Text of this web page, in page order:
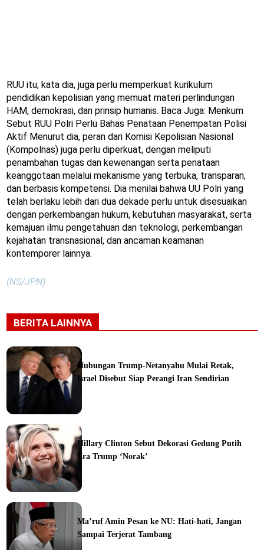
RUU itu, kata dia, juga perlu memperkuat kurikulum
pendidikan kepolisian yang memuat materi perlindungan
HAM, demokrasi, dan prinsip humanis. Baca Juga: Menkum
Sebut RUU Polri Perlu Bahas Penataan Penempatan Polisi
Aktif Menurut dia, peran dari Komisi Kepolisian Nasional
(Kompolnas) juga perlu diperkuat, dengan meliputi
penambahan tugas dan kewenangan serta penataan
keanggotaan melalui mekanisme yang terbuka, transparan,
dan berbasis kompetensi. Dia menilai bahwa UU Polri yang
telah berlaku lebih dari dua dekade perlu untuk disesuaikan
dengan perkembangan hukum, kebutuhan masyarakat, serta
kemajuan ilmu pengetahuan dan teknologi, perkembangan
kejahatan transnasional, dan ancaman keamanan
kontemporer lainnya.
(NS/JPN)
BERITA LAINNYA
Hubungan Trump-Netanyahu Mulai Retak,
Israel Disebut Siap Perangi Iran Sendirian
Hillary Clinton Sebut Dekorasi Gedung Putih
Era Trump ‘Norak’
Ma’ruf Amin Pesan ke NU: Hati-hati, Jangan
Sampai Terjerat Tambang